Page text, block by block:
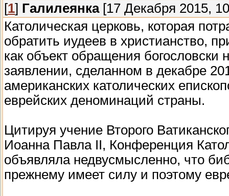
[1] Галилеянка[17 Декабря 2015,
Католическая церковь, которая
обратить иудеев в христианство,
как объект обращения богословски
заявлении, сделанном в декабре
американских католических
еврейских деноминаций страны.
Цитируя учение Второго
Иоанна Павла II, Конференция
объявляла недвусмысленно, что
прежнему имеет силу и поэтому